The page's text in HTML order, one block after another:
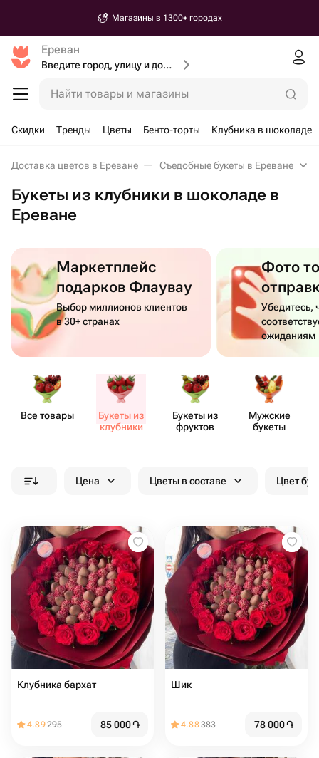
Магазины в 1300+ городах
Ереван
Введите город, улицу и дом доставки
Найти товары и магазины
Скидки Тренды Цветы Бенто-торты Клубника в шоколаде
Доставка цветов в Ереване Съедобные букеты в Ереване
Букеты из клубники в шоколаде в
Ереване
Маркетплейс
подарков Флаувау
Выбор миллионов клиентов
в 30+ странах
Фото
Убедитесь,
ожиданиям
Все товары
Букеты из
клубники
Букеты из
фруктов
Мужские
букеты
Цена Цветы в составе Цвет
Клубника бархат
4.89295 85 000֏
Шик
4.88383 78 000֏